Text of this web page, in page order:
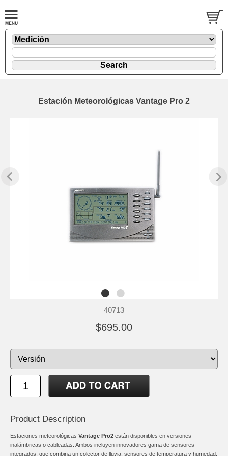
Estación Meteorológicas Vantage Pro 2
40713
$695.00
Product Description
Estaciones meteorológicas Vantage Pro2 están disponibles en versiones
inalámbricas o cableadas. Ambos incluyen innovadores gama de sensores
integrados, que combina un colector de lluvia, sensores de temperatura y humedad,